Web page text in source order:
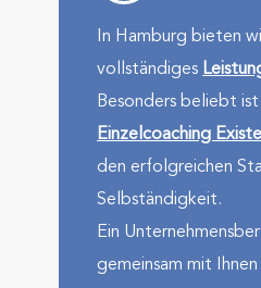
In Hamburg bieten
voll­stän­diges
Besonders beliebt ist
Einzelcoaching
den erfolg­reichen
Selbständig­keit.
Ein
gemeinsam mit